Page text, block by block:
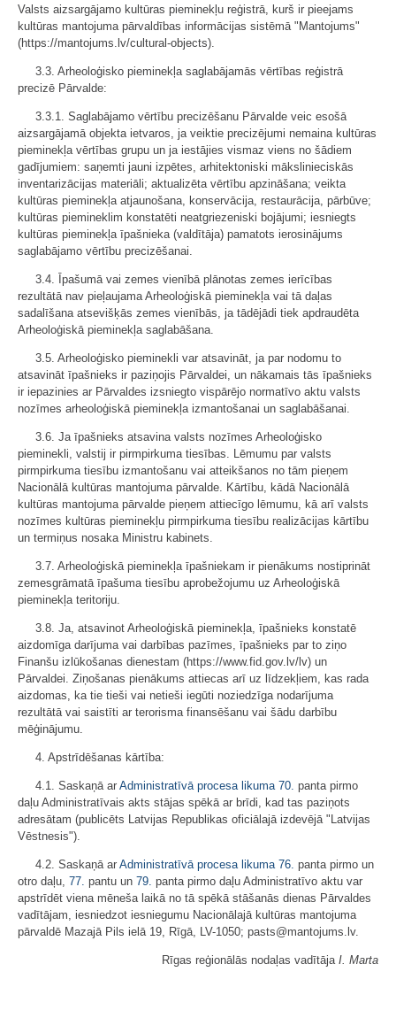
Valsts aizsargājamo kultūras pieminekļu reģistrā, kurš ir pieejams
kultūras mantojuma pārvaldības informācijas sistēmā "Mantojums"
(https://mantojums.lv/cultural-objects).
3.3. Arheoloģisko pieminekļa saglabājamās vērtības reģistrā
precizē Pārvalde:
3.3.1. Saglabājamo vērtību precizēšanu Pārvalde veic esošā
aizsargājamā objekta ietvaros, ja veiktie precizējumi nemaina kultūras
pieminekļa vērtības grupu un ja iestājies vismaz viens no šādiem
gadījumiem: saņemti jauni izpētes, arhitektoniski mākslinieciskās
inventarizācijas materiāli; aktualizēta vērtību apzināšana; veikta
kultūras pieminekļa atjaunošana, konservācija, restaurācija, pārbūve;
kultūras piemineklim konstatēti neatgriezeniski bojājumi; iesniegts
kultūras pieminekļa īpašnieka (valdītāja) pamatots ierosinājums
saglabājamo vērtību precizēšanai.
3.4. Īpašumā vai zemes vienībā plānotas zemes ierīcības
rezultātā nav pieļaujama Arheoloģiskā pieminekļa vai tā daļas
sadalīšana atsevišķās zemes vienībās, ja tādējādi tiek apdraudēta
Arheoloģiskā pieminekļa saglabāšana.
3.5. Arheoloģisko pieminekli var atsavināt, ja par nodomu to
atsavināt īpašnieks ir paziņojis Pārvaldei, un nākamais tās īpašnieks
ir iepazinies ar Pārvaldes izsniegto vispārējo normatīvo aktu valsts
nozīmes arheoloģiskā pieminekļa izmantošanai un saglabāšanai.
3.6. Ja īpašnieks atsavina valsts nozīmes Arheoloģisko
pieminekli, valstij ir pirmpirkuma tiesības. Lēmumu par valsts
pirmpirkuma tiesību izmantošanu vai atteikšanos no tām pieņem
Nacionālā kultūras mantojuma pārvalde. Kārtību, kādā Nacionālā
kultūras mantojuma pārvalde pieņem attiecīgo lēmumu, kā arī valsts
nozīmes kultūras pieminekļu pirmpirkuma tiesību realizācijas kārtību
un termiņus nosaka Ministru kabinets.
3.7. Arheoloģiskā pieminekļa īpašniekam ir pienākums nostiprināt
zemesgrāmatā īpašuma tiesību aprobežojumu uz Arheoloģiskā
pieminekļa teritoriju.
3.8. Ja, atsavinot Arheoloģiskā pieminekļa, īpašnieks konstatē
aizdomīga darījuma vai darbības pazīmes, īpašnieks par to ziņo
Finanšu izlūkošanas dienestam (https://www.fid.gov.lv/lv) un
Pārvaldei. Ziņošanas pienākums attiecas arī uz līdzekļiem, kas rada
aizdomas, ka tie tieši vai netieši iegūti noziedzīga nodarījuma
rezultātā vai saistīti ar terorisma finansēšanu vai šādu darbību
mēģinājumu.
4. Apstrīdēšanas kārtība:
4.1. Saskaņā ar Administratīvā procesa likuma 70. panta pirmo
daļu Administratīvais akts stājas spēkā ar brīdi, kad tas paziņots
adresātam (publicēts Latvijas Republikas oficiālajā izdevējā "Latvijas
Vēstnesis").
4.2. Saskaņā ar Administratīvā procesa likuma 76. panta pirmo un
otro daļu, 77. pantu un 79. panta pirmo daļu Administratīvo aktu var
apstrīdēt viena mēneša laikā no tā spēkā stāšanās dienas Pārvaldes
vadītājam, iesniedzot iesniegumu Nacionālajā kultūras mantojuma
pārvaldē Mazajā Pils ielā 19, Rīgā, LV-1050; pasts@mantojums.lv.
Rīgas reģionālās nodaļas vadītāja I. Marta